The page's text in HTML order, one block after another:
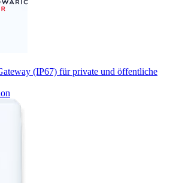
(IP67) für private und öffentliche